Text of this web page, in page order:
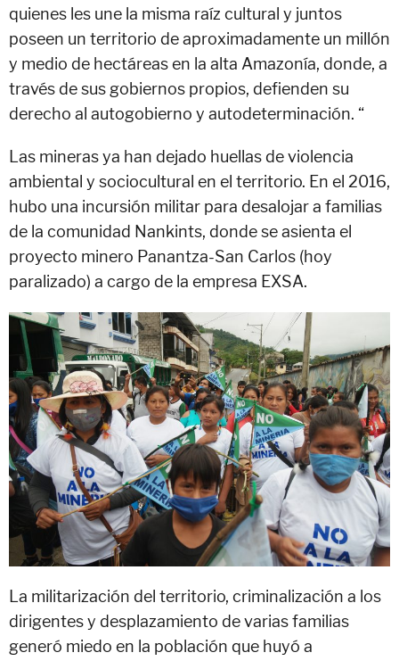
quienes les une la misma raíz cultural y juntos
poseen un territorio de aproximadamente un millón
y medio de hectáreas en la alta Amazonía, donde, a
través de sus gobiernos propios, defienden su
derecho al autogobierno y autodeterminación. “
Las mineras ya han dejado huellas de violencia
ambiental y sociocultural en el territorio. En el 2016,
hubo una incursión militar para desalojar a familias
de la comunidad Nankints, donde se asienta el
proyecto minero Panantza-San Carlos (hoy
paralizado) a cargo de la empresa EXSA.
La militarización del territorio, criminalización a los
dirigentes y desplazamiento de varias familias
generó miedo en la población que huyó a